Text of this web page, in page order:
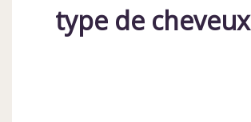
type de cheveux